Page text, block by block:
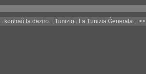
kontraŭ la deziro... Tunizio : La Tunizia Ĝenerala... >>